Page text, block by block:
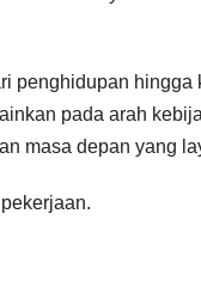
penghidupan hingga
pada arah
masa depan yang